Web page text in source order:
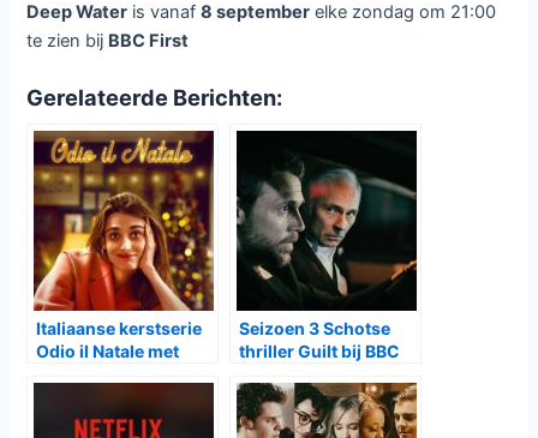
Deep Water is vanaf8 september elke zondag om 21:00
te zien bij BBC First
Gerelateerde Berichten:
Italiaanse kerstserie
Odio il Natale met
Seizoen 3 Schotse
thriller Guilt bij BBC